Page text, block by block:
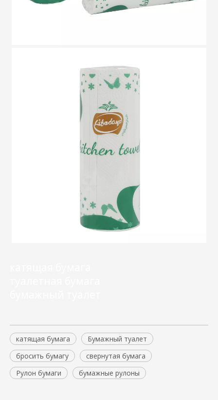
катящая бумага
Бумажный туалет
бросить бумагу
свернутая бумага
Рулон бумаги
бумажные рулоны